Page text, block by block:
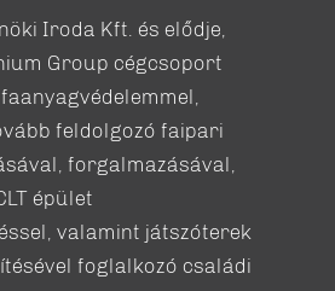
Iroda Kft. és elődje,
Group cégcsoport
feldolgozó faipari
forgalmazásával,
épület
valamint játszóterek
foglalkozó családi